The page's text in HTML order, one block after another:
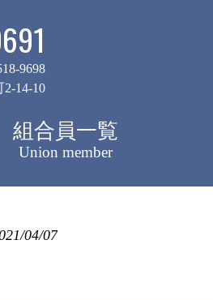
9698
14-10
組合員一覧
Union member
04/07